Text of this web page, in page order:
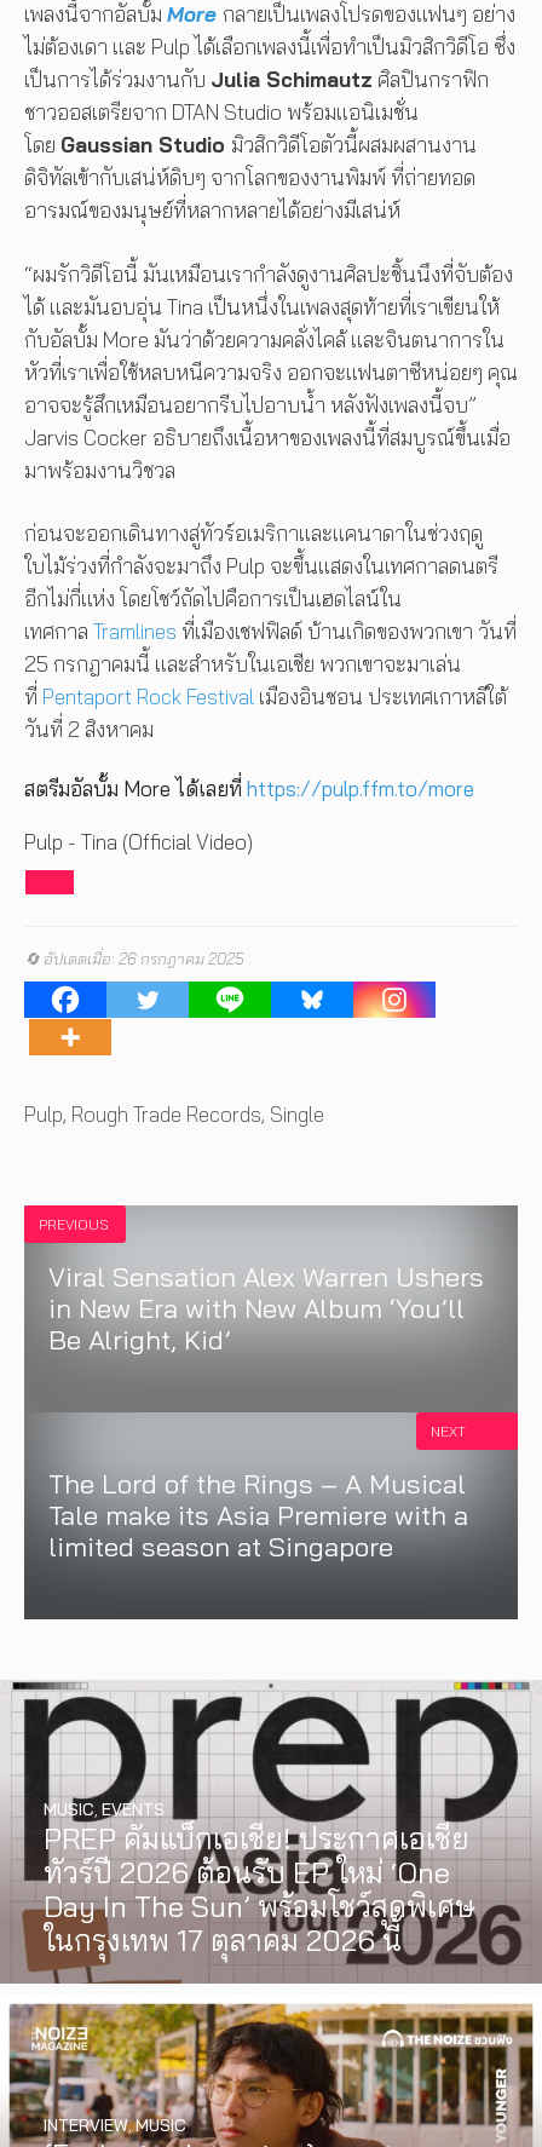
เพลงนี้จากอัลบั้ม More กลายเป็นเพลงโปรดของแฟนๆ อย่าง
ไม่ต้องเดา และ Pulp ได้เลือกเพลงนี้เพื่อทำเป็นมิวสิกวิดีโอ ซึ่ง
เป็นการได้ร่วมงานกับ Julia Schimautz ศิลปินกราฟิก
ชาวออสเตรียจาก DTAN Studio พร้อมแอนิเมชั่น
โดย Gaussian Studio มิวสิกวิดีโอตัวนี้ผสมผสานงาน
ดิจิทัลเข้ากับเสน่ห์ดิบๆ จากโลกของงานพิมพ์ ที่ถ่ายทอด
อารมณ์ของมนุษย์ที่หลากหลายได้อย่างมีเสน่ห์
“ผมรักวิดีโอนี้ มันเหมือนเรากำลังดูงานศิลปะชิ้นนึงที่จับต้อง
ได้ และมันอบอุ่น Tina เป็นหนึ่งในเพลงสุดท้ายที่เราเขียนให้
กับอัลบั้ม More มันว่าด้วยความคลั่งไคล้ และจินตนาการใน
หัวที่เราเพื่อใช้หลบหนีความจริง ออกจะแฟนตาซีหน่อยๆ คุณ
อาจจะรู้สึกเหมือนอยากรีบไปอาบน้ำ หลังฟังเพลงนี้จบ”
Jarvis Cocker อธิบายถึงเนื้อหาของเพลงนี้ที่สมบูรณ์ขึ้นเมื่อ
มาพร้อมงานวิชวล
ก่อนจะออกเดินทางสู่ทัวร์อเมริกาและแคนาดาในช่วงฤดู
ใบไม้ร่วงที่กำลังจะมาถึง Pulp จะขึ้นแสดงในเทศกาลดนตรี
อีกไม่กี่แห่ง โดยโชว์ถัดไปคือการเป็นเฮดไลน์ใน
เทศกาล Tramlines ที่เมืองเชฟฟิลด์ บ้านเกิดของพวกเขา วันที่
25 กรกฎาคมนี้ และสำหรับในเอเชีย พวกเขาจะมาเล่น
ที่ Pentaport Rock Festival เมืองอินชอน ประเทศเกาหลีใต้
วันที่ 2 สิงหาคม
สตรีมอัลบั้ม More ได้เลยที่ https://pulp.ffm.to/more
Pulp - Tina (Official Video)
🔄 อัปเดตเมื่อ: 26 กรกฎาคม 2025
Tags
Pulp, Rough Trade Records, Single
PREVIOUS
Viral Sensation Alex Warren Ushers
in New Era with New Album ‘You’ll
Be Alright, Kid’
The Lord of the Rings – A Musical
Tale make its Asia Premiere with a
limited season at Singapore
NEXT
PREP คัมแบ็กเอเชีย! ประกาศเอเชีย
ทัวร์ปี 2026 ต้อนรับ EP ใหม่ ‘One
Day In The Sun’ พร้อมโชว์สุดพิเศษ
ในกรุงเทพ 17 ตุลาคม 2026 นี้
MUSIC EVENTS
INTERVIEW,MUSIC
WATCH,LGBTQIAN+